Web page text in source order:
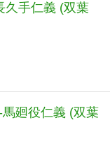
久手仁義 (双葉
廻役仁義 (双葉